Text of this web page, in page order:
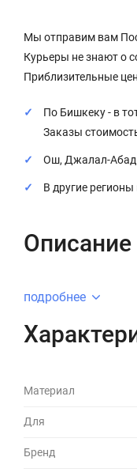
Мы отправим вам
Курьеры не знают о
Приблизительные
По Бишкеку - в
Заказы
Ош, Джалал-Абад
В другие регионы
Описание
подробнее
Материал
Для
Бренд